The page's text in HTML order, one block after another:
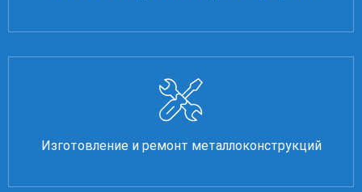
Изготовление и ремонт металлоконструкций